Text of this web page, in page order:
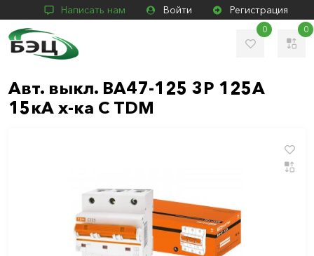
Написать нам Войти Регистрация
0 0
Авт. выкл. ВА47-125 3Р 125А
15кА х-ка С TDM